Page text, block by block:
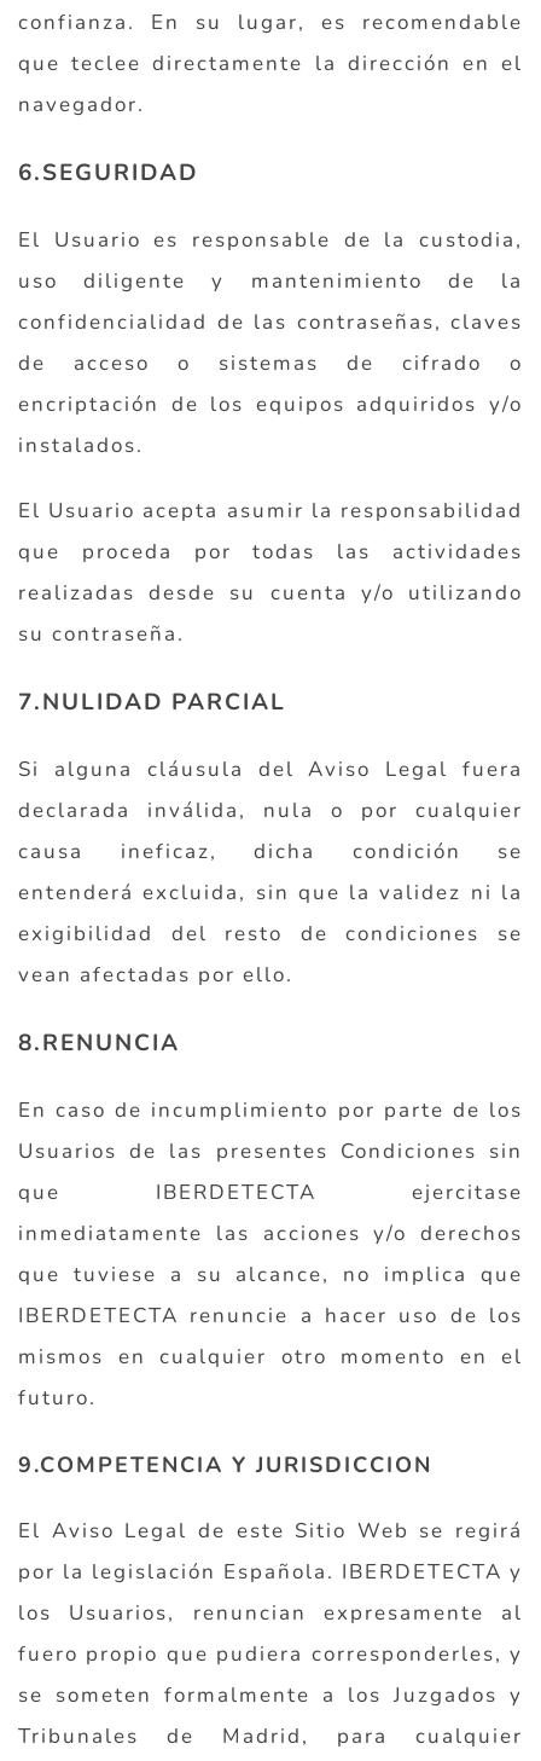
confianza. En su lugar, es recomendable
que teclee directamente la dirección en el
navegador.
6.SEGURIDAD
El Usuario es responsable de la custodia,
uso diligente y mantenimiento de la
confidencialidad de las contraseñas, claves
de acceso o sistemas de cifrado o
encriptación de los equipos adquiridos y/o
instalados.
El Usuario acepta asumir la responsabilidad
que proceda por todas las actividades
realizadas desde su cuenta y/o utilizando
su contraseña.
7.NULIDAD PARCIAL
Si alguna cláusula del Aviso Legal fuera
declarada inválida, nula o por cualquier
causa ineficaz, dicha condición se
entenderá excluida, sin que la validez ni la
exigibilidad del resto de condiciones se
vean afectadas por ello.
8.RENUNCIA
En caso de incumplimiento por parte de los
Usuarios de las presentes Condiciones sin
que IBERDETECTA ejercitase
inmediatamente las acciones y/o derechos
que tuviese a su alcance, no implica que
IBERDETECTA renuncie a hacer uso de los
mismos en cualquier otro momento en el
futuro.
9.COMPETENCIA Y JURISDICCION
El Aviso Legal de este Sitio Web se regirá
por la legislación Española. IBERDETECTA y
los Usuarios, renuncian expresamente al
fuero propio que pudiera corresponderles, y
se someten formalmente a los Juzgados y
Tribunales de Madrid, para cualquier